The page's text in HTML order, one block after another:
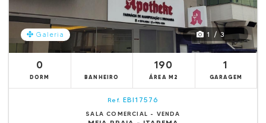
Galeria 1 / 3
0
DORM BANHEIRO
190
ÁREA M2
1
GARAGEM
Ref. EBI17576
SALA COMERCIAL - VENDA